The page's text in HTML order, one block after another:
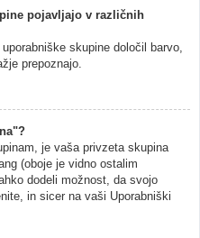
pojavljajo v različnih
skupine določil barvo,
prepoznajo.
je vaša privzeta skupina
(oboje je vidno ostalim
dodeli možnost, da svojo
in sicer na vaši Uporabniški